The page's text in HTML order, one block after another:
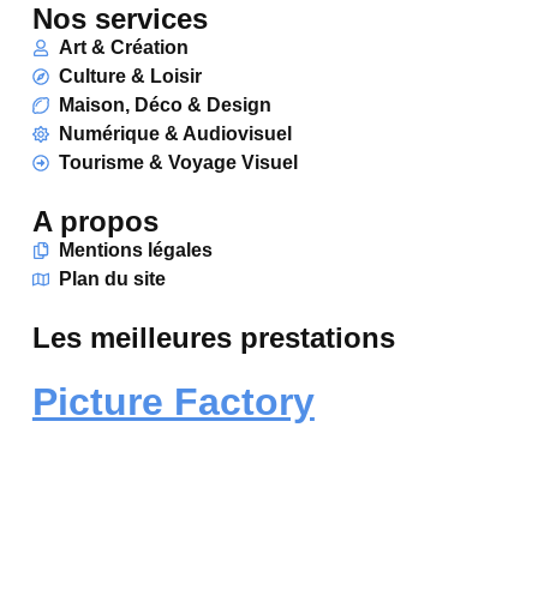
Picture Factory
Nos services
Art & Création
Culture & Loisir
Maison, Déco & Design
Numérique & Audiovisuel
Tourisme & Voyage Visuel
A propos
Mentions légales
Plan du site
Les meilleures prestations